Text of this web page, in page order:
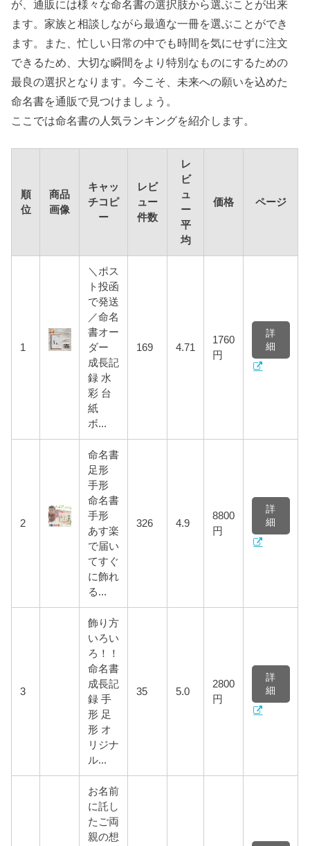
が、通販には様々な命名書の選択肢から選ぶことが出来
ます。家族と相談しながら最適な一冊を選ぶことができ
ます。また、忙しい日常の中でも時間を気にせずに注文
できるため、大切な瞬間をより特別なものにするための
最良の選択となります。今こそ、未来への願いを込めた
命名書を通販で見つけましょう。
ここでは命名書の人気ランキングを紹介します。
順
位
商品
画像
キャッ
チコピ
ー
レビ
ュー
件数
レ
ビ
ュ
ー
平
均
価格 ページ
1
＼ポス
ト投函
で発送
／命名
書オー
ダー
成長記
録 水
彩 台
紙
ボ...
169 4.71
1760
円
詳
細
2
命名書
足形
手形
命名書
手形
あす楽
で届い
てすぐ
に飾れ
る...
326 4.9
8800
円
詳
細
3
飾り方
いろい
ろ！！
命名書
成長記
録 手
形 足
形 オ
リジナ
ル...
35 5.0
2800
円
詳
細
お名前
に託し
たご両
親の想